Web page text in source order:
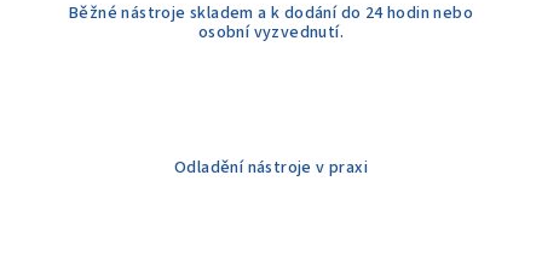
Běžné nástroje skladem a k dodání do 24 hodin nebo
osobní vyzvednutí.
Odladění nástroje v praxi